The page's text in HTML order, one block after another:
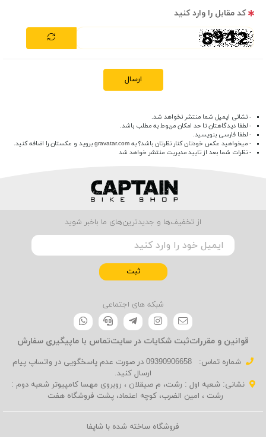
کد مقابل را وارد کنید
ارسال
- نشانی ایمیل شما منتشر نخواهد شد.
- لطفا دیدگاهتان تا حد امکان مربوط به مطلب باشد.
- لطفا فارسی بنویسید.
- میخواهید عکس خودتان کنار نظرتان باشد؟ به gravatar.com بروید و عکستان را اضافه کنید.
- نظرات شما بعد از تایید مدیریت منتشر خواهد شد
از تخفیف‌ها و جدیدترین‌های ما باخبر شوید
ثبت
شبکه های اجتماعی
قوانین و مقرراتثبت شکایات در سایتتماس با ماپیگیری سفارش
شماره تماس‌:
09390906658 در صورت عدم پاسخگویی در واتساپ پیام
ارسال کنید.
نشانی: شعبه اول : رشت، م صیقلان ، روبروی مهسا کامپیوتر شعبه دوم :
رشت ، امین الضرب، کوچه اعتماد، پشت فروشگاه هفت
فروشگاه ساخته شده با شاپفا